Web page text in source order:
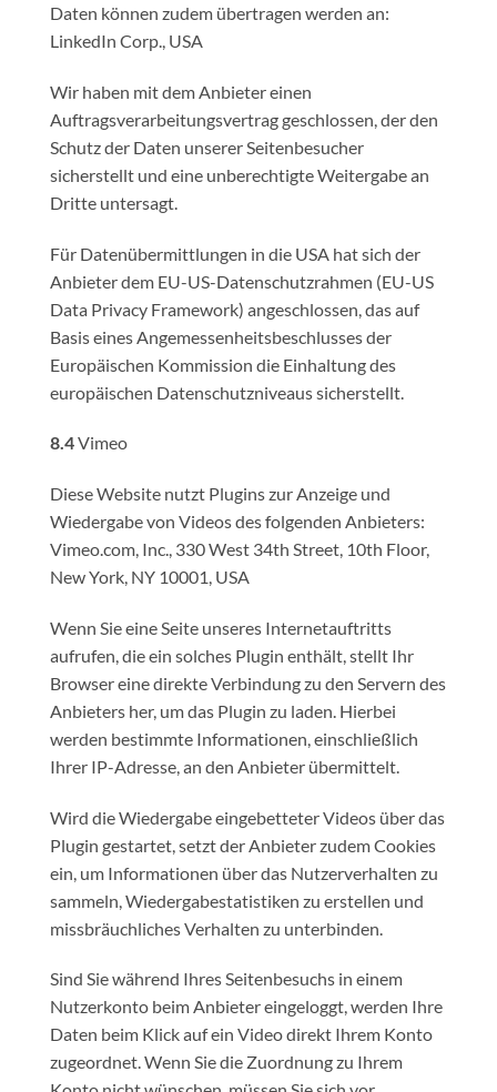
Daten können zudem übertragen werden an:
LinkedIn Corp., USA
Wir haben mit dem Anbieter einen
Auftragsverarbeitungsvertrag geschlossen, der den
Schutz der Daten unserer Seitenbesucher
sicherstellt und eine unberechtigte Weitergabe an
Dritte untersagt.
Für Datenübermittlungen in die USA hat sich der
Anbieter dem EU-US-Datenschutzrahmen (EU-US
Data Privacy Framework) angeschlossen, das auf
Basis eines Angemessenheitsbeschlusses der
Europäischen Kommission die Einhaltung des
europäischen Datenschutzniveaus sicherstellt.
8.4Vimeo
Diese Website nutzt Plugins zur Anzeige und
Wiedergabe von Videos des folgenden Anbieters:
Vimeo.com, Inc., 330 West 34th Street, 10th Floor,
New York, NY 10001, USA
Wenn Sie eine Seite unseres Internetauftritts
aufrufen, die ein solches Plugin enthält, stellt Ihr
Browser eine direkte Verbindung zu den Servern des
Anbieters her, um das Plugin zu laden. Hierbei
werden bestimmte Informationen, einschließlich
Ihrer IP-Adresse, an den Anbieter übermittelt.
Wird die Wiedergabe eingebetteter Videos über das
Plugin gestartet, setzt der Anbieter zudem Cookies
ein, um Informationen über das Nutzerverhalten zu
sammeln, Wiedergabestatistiken zu erstellen und
missbräuchliches Verhalten zu unterbinden.
Sind Sie während Ihres Seitenbesuchs in einem
Nutzerkonto beim Anbieter eingeloggt, werden Ihre
Daten beim Klick auf ein Video direkt Ihrem Konto
zugeordnet. Wenn Sie die Zuordnung zu Ihrem